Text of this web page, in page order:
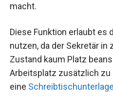
macht.
Diese Funktion erlaubt es
nutzen, da der Sekretär
Zustand kaum Platz
Arbeitsplatz zusätzlich zu
eine